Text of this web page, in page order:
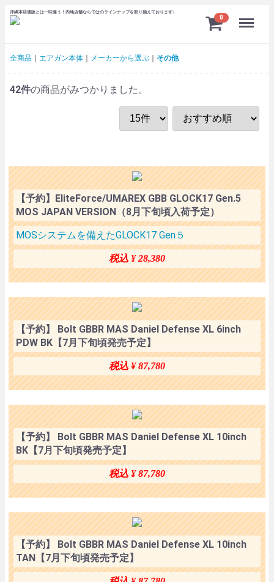
沖縄本店通販とは一味違う！内地店舗ならではのラインナップを取り揃えております♪
0 Menu
全商品 エアガン本体 メーカーから選ぶ その他
42件の商品がみつかりました。
【予約】EliteForce/UMAREX GBB GLOCK17 Gen.5
MOS JAPAN VERSION（8月下旬頃入荷予定）
MOSシステムを備えたGLOCK17 Gen５
税込 ¥ 28,380
【予約】 Bolt GBBR MAS Daniel Defense XL 6inch
PDW BK【7月下旬頃発売予定】
税込 ¥ 87,780
【予約】 Bolt GBBR MAS Daniel Defense XL 10inch
BK【7月下旬頃発売予定】
税込 ¥ 87,780
【予約】 Bolt GBBR MAS Daniel Defense XL 10inch
TAN【7月下旬頃発売予定】